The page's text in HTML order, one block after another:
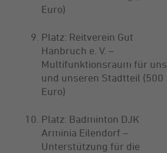
Euro)
Platz: Reitverein Gut
Hanbruch e. V. –
Multifunktionsraum für uns
und unseren Stadtteil (500
Euro)
Platz: Badminton DJK
Arminia Eilendorf –
Unterstützung für die